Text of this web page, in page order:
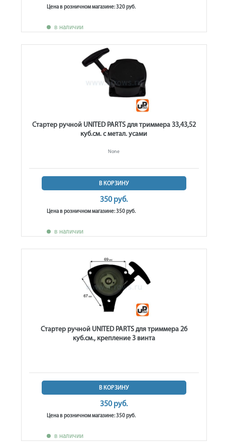
Цена в розничном магазине: 320 руб.
в наличии
Стартер ручной UNITED PARTS для триммера 33,43,52
куб.см. с метал. усами
None
В КОРЗИНУ
350 руб.
Цена в розничном магазине: 350 руб.
в наличии
Стартер ручной UNITED PARTS для триммера 26
куб.см., крепление 3 винта
В КОРЗИНУ
350 руб.
Цена в розничном магазине: 350 руб.
в наличии